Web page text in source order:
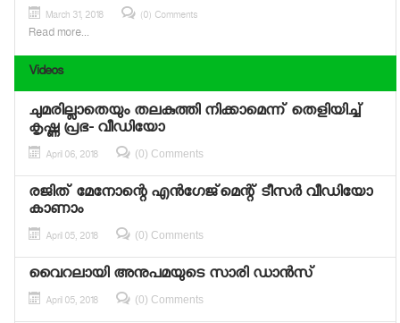
March 31, 2018 (0) Comments
Read more...
Videos
ചുമരില്ലാതെയും തലകുത്തി നിക്കാമെന്ന് തെളിയിച്ച്
കൃഷ്ണ പ്രഭ- വീഡിയോ
April 06, 2018 (0) Comments
രജിത് മേനോന്റെ എന്‍ഗേജ്‌മെന്റ് ടീസര്‍ വീഡിയോ
കാണാം
April 05, 2018 (0) Comments
വൈറലായി അനുപമയുടെ സാരി ഡാന്‍സ്
April 05, 2018 (0) Comments